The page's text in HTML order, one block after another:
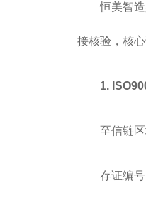
恒美智
接核验，核
1. I
至信链
存证编